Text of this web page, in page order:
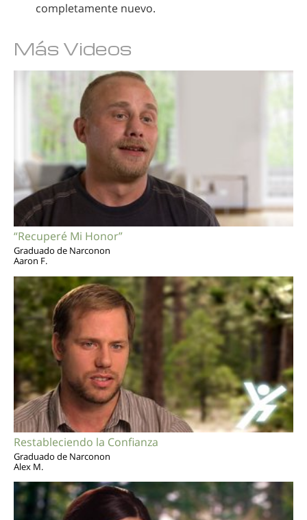
completamente nuevo.
Más Videos
“Recuperé Mi Honor”
Graduado de Narconon
Aaron F.
Restableciendo la Confianza
Graduado de Narconon
Alex M.